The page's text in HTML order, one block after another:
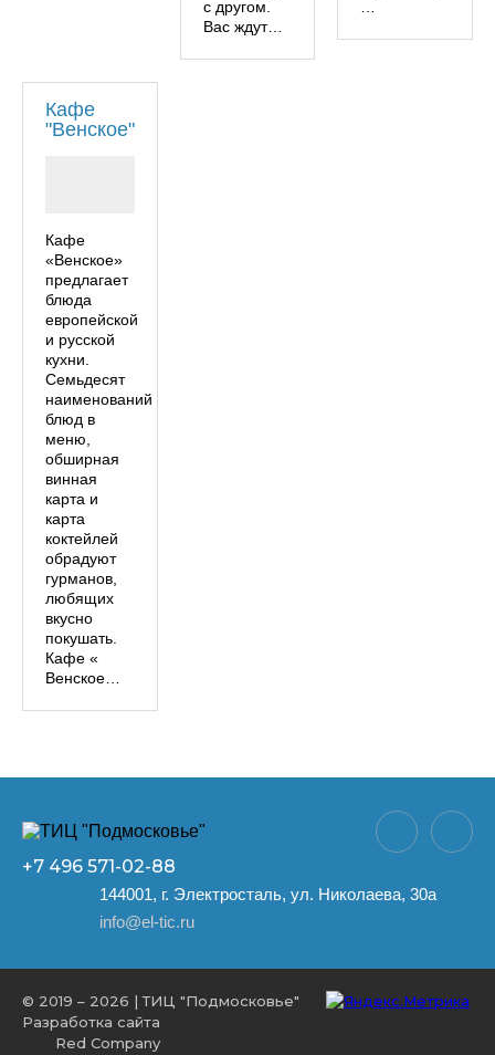
с другом.
Вас ждут…
Кафе
"Венское"
Кафе
«Венское»
предлагает
блюда
европейской
и русской
кухни.
Семьдесят
наименований
блюд в
меню,
обширная
винная
карта и
карта
коктейлей
обрадуют
гурманов,
любящих
вкусно
покушать.
Кафе «
Венское…
+7 496 571-02-88
144001, г. Электросталь, ул. Николаева, 30а
info@el-tic.ru
© 2019 – 2026 | ТИЦ "Подмосковье"
Разработка сайта
Red Company